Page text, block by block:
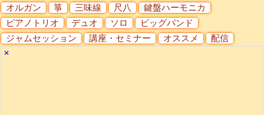
オルガン
箏 三味線 尺八
鍵盤ハーモニカ
ピアノトリオ
デュオ ソロ
ビッグバンド
ジャムセッション
講座・セミナー オススメ 配信
✕